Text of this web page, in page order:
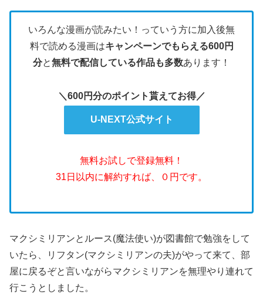
いろんな漫画が読みたい！っていう方に加入後無
料で読める漫画はキャンペーンでもらえる600円
分と無料で配信している作品も多数あります！
＼600円分のポイント貰えてお得／
U-NEXT公式サイト
無料お試しで登録無料！
31日以内に解約すれば、０円です。
マクシミリアンとルース(魔法使い)が図書館で勉強をして
いたら、リフタン(マクシミリアンの夫)がやって来て、部
屋に戻るぞと言いながらマクシミリアンを無理やり連れて
行こうとしました。